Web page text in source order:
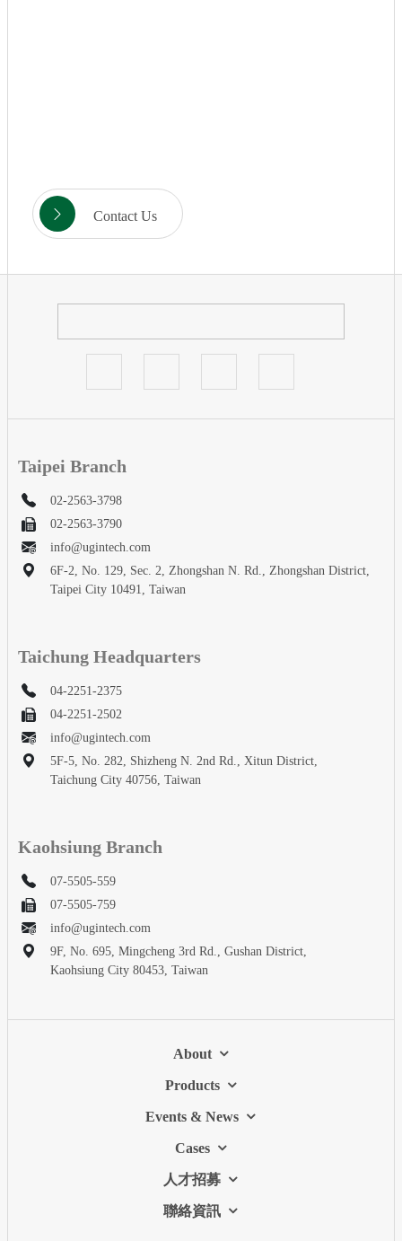
Aug 29, 2024
第30屆秋季美容醫學國際學術研討會
Jun 26, 2024
AMWC TDAC-Asia
Apr 03, 2024
第29次春季美容醫學國際學術研討會
Contact Us
Taipei Branch
02-2563-3798
02-2563-3790
info@ugintech.com
6F-2, No. 129, Sec. 2, Zhongshan N. Rd., Zhongshan District,
Taipei City 10491, Taiwan
Taichung Headquarters
04-2251-2375
04-2251-2502
info@ugintech.com
5F-5, No. 282, Shizheng N. 2nd Rd., Xitun District,
Taichung City 40756, Taiwan
Kaohsiung Branch
07-5505-559
07-5505-759
info@ugintech.com
9F, No. 695, Mingcheng 3rd Rd., Gushan District,
Kaohsiung City 80453, Taiwan
About
Products
Events & News
Cases
人才招募
聯絡資訊